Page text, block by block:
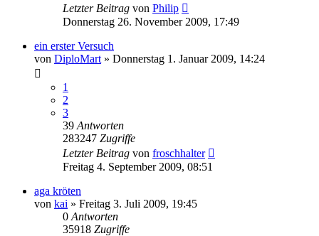
Letzter Beitrag von Philip
Donnerstag 26. November 2009, 17:49
ein erster Versuch
von DiploMart » Donnerstag 1. Januar 2009, 14:24
1
2
3
39 Antworten
283247 Zugriffe
Letzter Beitrag von froschhalter
Freitag 4. September 2009, 08:51
aga kröten
von kai » Freitag 3. Juli 2009, 19:45
0 Antworten
35918 Zugriffe